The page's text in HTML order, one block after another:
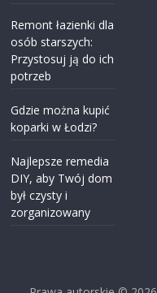
Remont łazienki dla
osób starszych:
Przystosuj ją do ich
potrzeb
Gdzie można kupić
koparki w Łodzi?
Najlepsze remedia
DIY, aby Twój dom
był czysty i
zorganizowany